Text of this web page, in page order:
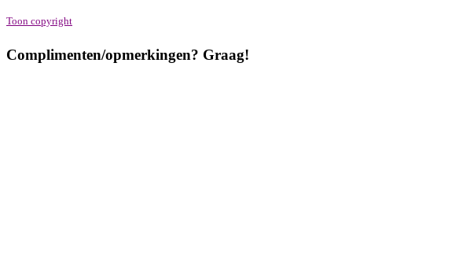
Toon copyright
Complimenten/opmerkingen? Graag!